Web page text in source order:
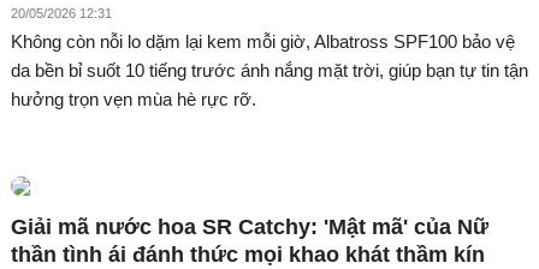
20/05/2026 12:31
Không còn nỗi lo dặm lại kem mỗi giờ, Albatross SPF100 bảo vệ
da bền bỉ suốt 10 tiếng trước ánh nắng mặt trời, giúp bạn tự tin tận
hưởng trọn vẹn mùa hè rực rỡ.
Giải mã nước hoa SR Catchy: 'Mật mã' của Nữ
thần tình ái đánh thức mọi khao khát thầm kín